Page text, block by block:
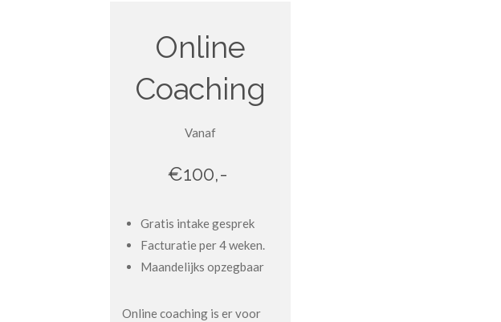
Online
Coaching
Vanaf
€100,-
Gratis intake gesprek
Facturatie per 4 weken.
Maandelijks opzegbaar
Online coaching is er voor